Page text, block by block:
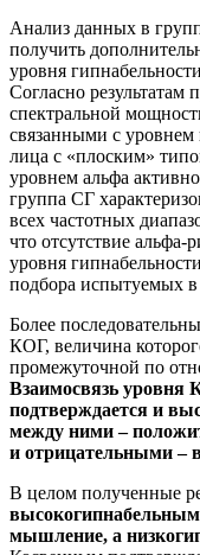
Анализ данных в
получить
уровня
Согласно результатам
спектральной
связанными с
лица с «плоским»
уровнем альфа
группа СГ
всех частотных
что отсутствие альфа-
уровня
подбора испытуемых в
Более
КОГ, величина
промежуточной по
Взаимосвязь уровня
подтверждается и
между ними –
и отрицательными –
В целом полученные
высокогипнабельным
мышление, а